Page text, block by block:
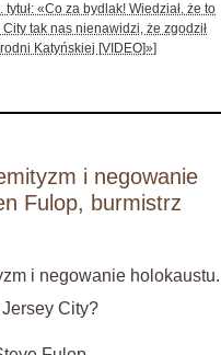
«Co za bydlak! Wiedział, że to
tak nas nienawidzi, że zgodził
Katyńskiej [VIDEO]»]
i negowanie
Fulop, burmistrz